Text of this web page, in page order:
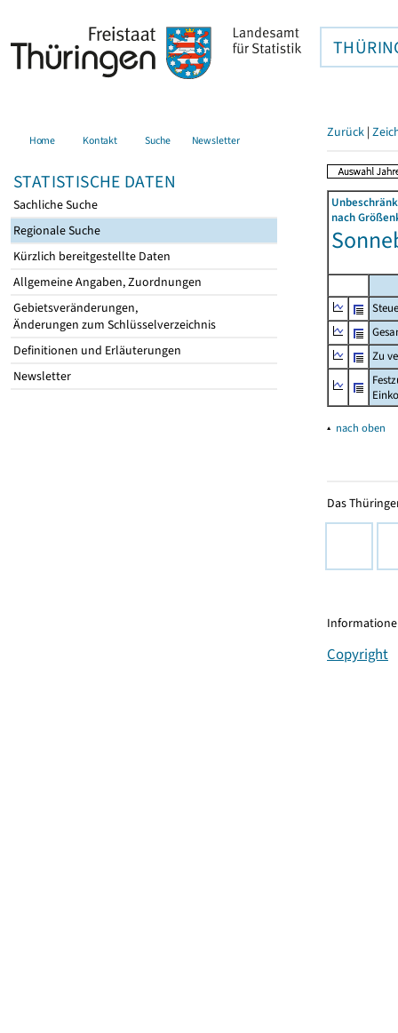
Home Kontakt Suche Newsletter
STATISTISCHE DATEN
Sachliche Suche
Regionale Suche
Kürzlich bereitgestellte Daten
Allgemeine Angaben, Zuordnungen
Gebietsveränderungen,
Änderungen zum Schlüsselverzeichnis
Definitionen und Erläuterungen
Newsletter
Zurück |
nach
Zu
▴ nach oben
Das
Copyright